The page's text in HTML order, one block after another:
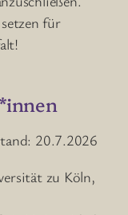
für
20.7.2026
zu Köln,